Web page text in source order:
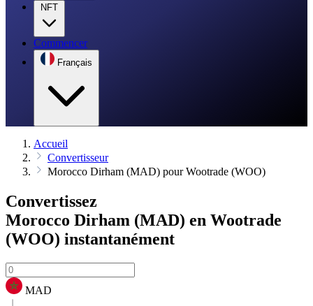
NFT
Commencer
Français
Accueil
Convertisseur
Morocco Dirham (MAD) pour Wootrade (WOO)
Convertissez
Morocco Dirham (MAD) en Wootrade
(WOO) instantanément
MAD